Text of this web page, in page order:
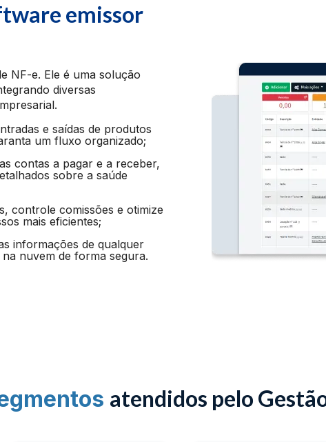
emissor
NF-e. Ele é uma solução
diversas
e saídas de produtos
um fluxo organizado;
contas a pagar e a receber,
sobre a saúde
controle comissões e otimize
mais eficientes;
informações de qualquer
nuvem de forma segura.
atendidos pelo